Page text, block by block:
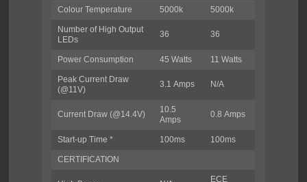
Colour Temperature 5000k 5000k
Number of High Output
LEDs
36 36
Power Consumption 45 Watts 11 Watts
Peak Current Draw
(@11V)
3.1 Amps N/A
Current Draw (@14.4V)
10.5
Amps
0.8 Amps
Start-up Time * 100ms 100ms
CERTIFICATION
ECE